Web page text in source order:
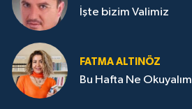
İşte bizim Valimiz
FATMA ALTINÖZ
Bu Hafta Ne